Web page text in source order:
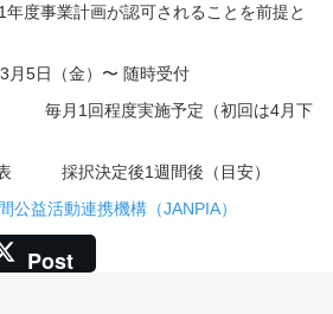
度事業計画が認可されることを前提と
日（金）〜 随時受付
月1回程度実施予定（初回は4月下
表 採択決定後1週間後（目安）
公益活動連携機構（JANPIA）
Post